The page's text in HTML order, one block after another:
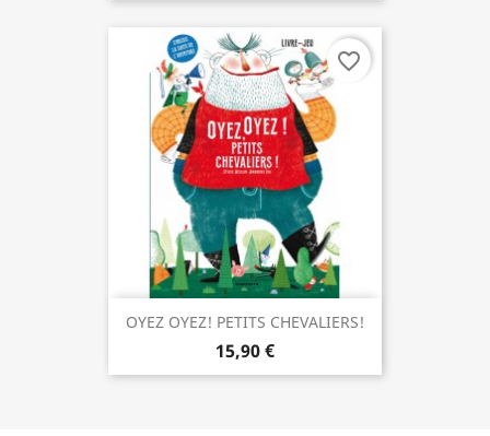
OYEZ OYEZ! PETITS CHEVALIERS!
15,90 €
favorite_border